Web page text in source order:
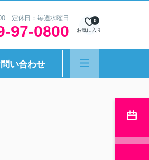
定休日：毎週水曜日
97-0800 お気に入り
0
い合わせ